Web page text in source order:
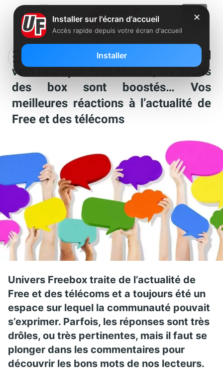
Orange va devoir s’accrocher s’il
veut rattraper Free Mobile, les débits
des box sont boostés… Vos
meilleures réactions à l’actualité de
Free et des télécoms
Univers Freebox traite de l’actualité de
Free et des télécoms et a toujours été un
espace sur lequel la communauté pouvait
s’exprimer. Parfois, les réponses sont très
drôles, ou très pertinentes, mais il faut se
plonger dans les commentaires pour
découvrir les bons mots de nos lecteurs.
✕
Installer sur l'écran d'accueil
Accès rapide depuis votre écran d'accueil
Installer